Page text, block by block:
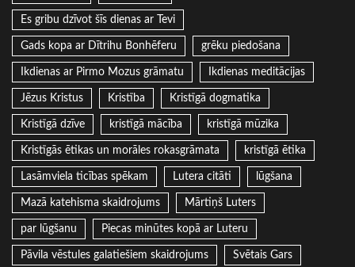
Es gribu dzīvot šīs dienas ar Tevi
Gads kopa ar Dītrihu Bonhēferu grēku piedošana
Ikdienas ar Pirmo Mozus grāmatu Ikdienas meditācijas
Jēzus Kristus Kristība Kristīgā dogmatika
Kristīgā dzīve kristīgā mācība kristīgā mūzika
Kristīgās ētikas un morāles rokasgrāmata kristīgā ētika
Lasāmviela ticības spēkam Lutera citāti lūgšana
Mazā katehisma skaidrojums Mārtiņš Luters
par lūgšanu Piecas minūtes kopā ar Luteru
Pāvila vēstules galatiešiem skaidrojums Svētais Gars